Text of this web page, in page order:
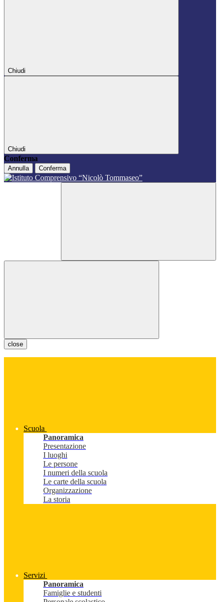
Chiudi
Chiudi
Conferma
Annulla Conferma
close
Scuola
Panoramica
Presentazione
I luoghi
Le persone
I numeri della scuola
Le carte della scuola
Organizzazione
La storia
Servizi
Panoramica
Famiglie e studenti